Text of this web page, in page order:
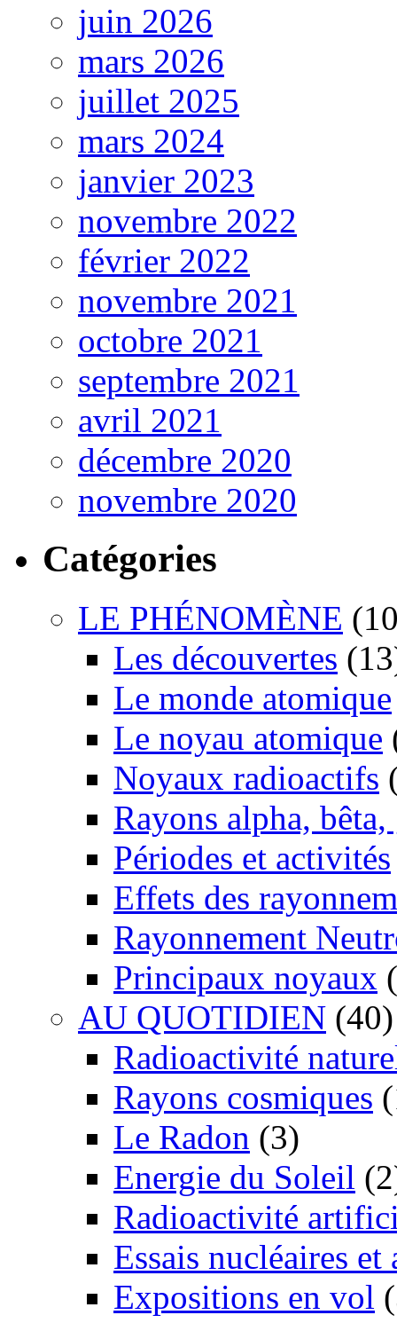
juin 2026
mars 2026
juillet 2025
mars 2024
janvier 2023
novembre 2022
février 2022
novembre 2021
octobre 2021
septembre 2021
avril 2021
décembre 2020
novembre 2020
Catégories
LE PHÉNOMÈNE
Les découvertes
Le monde atomique
Le noyau atomique
Noyaux radioactifs
Rayons alpha, bêta,
Périodes et activités
Effets des
Rayonnement
Principaux noyaux
AU QUOTIDIEN (40)
Radioactivité
Rayons cosmiques
Le Radon (3)
Energie du Soleil
Radioactivité
Essais nucléaires et
Expositions en vol